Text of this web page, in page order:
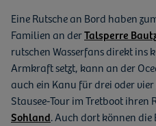
Eine Rutsche an Bord haben
Familien an derTalsperre
rutschen Wasserfans direkt ins
Armkraft setzt, kann an der
auch ein Kanu für drei oder vier
Stausee-Tour im Tretboot ihren
Sohland. Auch dort können